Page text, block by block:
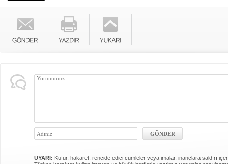
UYARI: Küfür, hakaret, rencide edici cümleler veya imalar, inançlara saldırı